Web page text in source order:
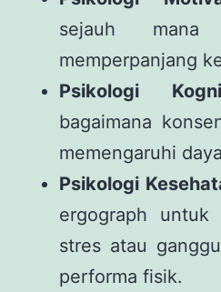
sejauh mana
memperpanjang
Psikologi
bagaimana
memengaruhi
Psikologi
ergograph untuk
stres atau
performa fisik.